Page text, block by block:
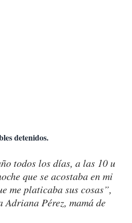
detenidos.
todos los días, a las 10 u
que se acostaba en mi
me platicaba sus cosas”,
Pérez, mamá de